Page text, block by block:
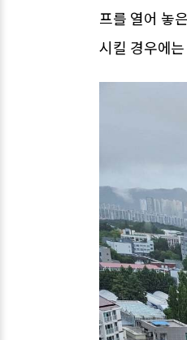
프를 열어 놓
시킬 경우에